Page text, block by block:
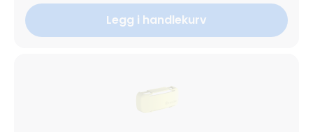
Legg i handlekurv